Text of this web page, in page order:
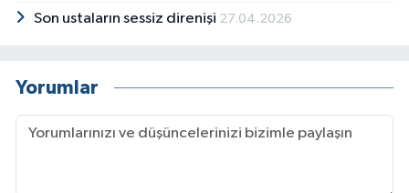
Son ustaların sessiz direnişi 27.04.2026
Yorumlar